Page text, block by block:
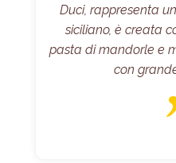
Duci, rappresenta
siciliano, è creata
pasta di mandorle e
con